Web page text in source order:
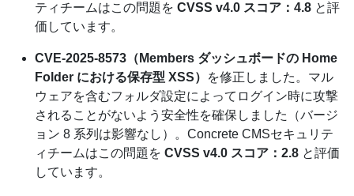
ティチームはこの問題を CVSS v4.0 スコア：4.8 と評
価しています。
CVE‑2025‑8573（Members ダッシュボードの Home
Folder における保存型 XSS）
を修正しました。マル
ウェアを含むフォルダ設定によってログイン時に攻撃
されることがないよう安全性を確保しました（バージ
ョン 8 系列は影響なし）。Concrete CMSセキュリテ
ィチームはこの問題を CVSS v4.0 スコア：2.8 と評価
しています。